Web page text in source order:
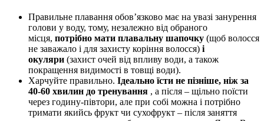
Правильне плавання обов’язково має на увазі занурення
голови у воду, тому, незалежно від обраного
місця, потрібно мати плавальну шапочку (щоб волосся
не заважало і для захисту коріння волосся) і
окуляри (захист очей від впливу води, а також
покращення видимості в товщі води).
Харчуйте правильно. Ідеально їсти не пізніше, ніж за
40-60 хвилин до тренування , а після – щільно поїсти
через годину-півтори, але при собі можна і потрібно
тримати якийсь фрукт чи сухофрукт – після заняття